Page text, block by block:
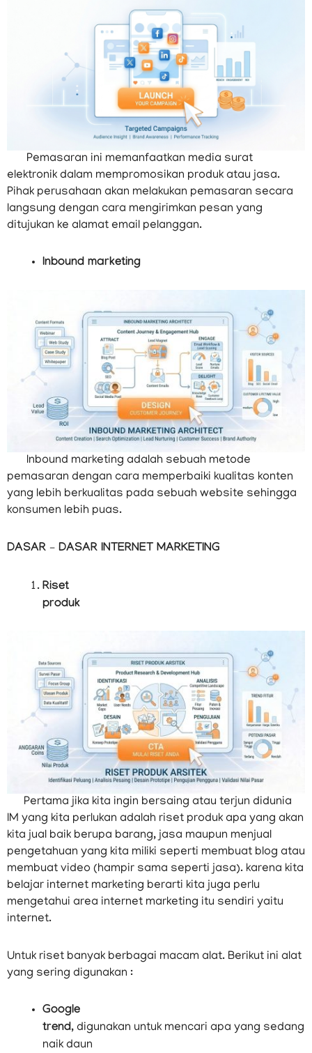
Pemasaran ini memanfaatkan media surat
elektronik dalam mempromosikan produk atau jasa.
Pihak perusahaan akan melakukan pemasaran secara
langsung dengan cara mengirimkan pesan yang
ditujukan ke alamat email pelanggan.
Inbound marketing
Inbound marketing adalah sebuah metode
pemasaran dengan cara memperbaiki kualitas konten
yang lebih berkualitas pada sebuah website sehingga
konsumen lebih puas.
DASAR – DASAR INTERNET MARKETING
Riset
produk
Pertama jika kita ingin bersaing atau terjun didunia
IM yang kita perlukan adalah riset produk apa yang akan
kita jual baik berupa barang, jasa maupun menjual
pengetahuan yang kita miliki seperti membuat blog atau
membuat video (hampir sama seperti jasa). karena kita
belajar internet marketing berarti kita juga perlu
mengetahui area internet marketing itu sendiri yaitu
internet.
Untuk riset banyak berbagai macam alat. Berikut ini alat
yang sering digunakan :
Google
trend, digunakan untuk mencari apa yang sedang
naik daun